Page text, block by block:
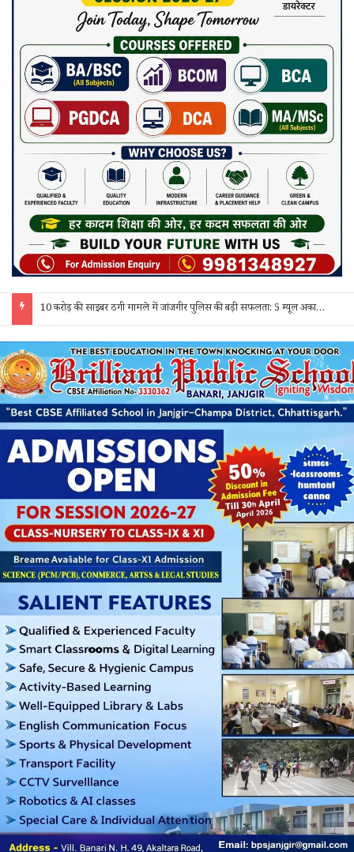
10 करोड़ की साइबर ठगी मामले में जांजगीर पुलिस की बड़ी सफलता: 5 म्यूल अकाउंट होल्डर गिरफ्तार